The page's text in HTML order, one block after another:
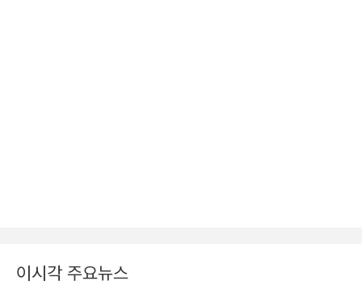
이시각 주요뉴스